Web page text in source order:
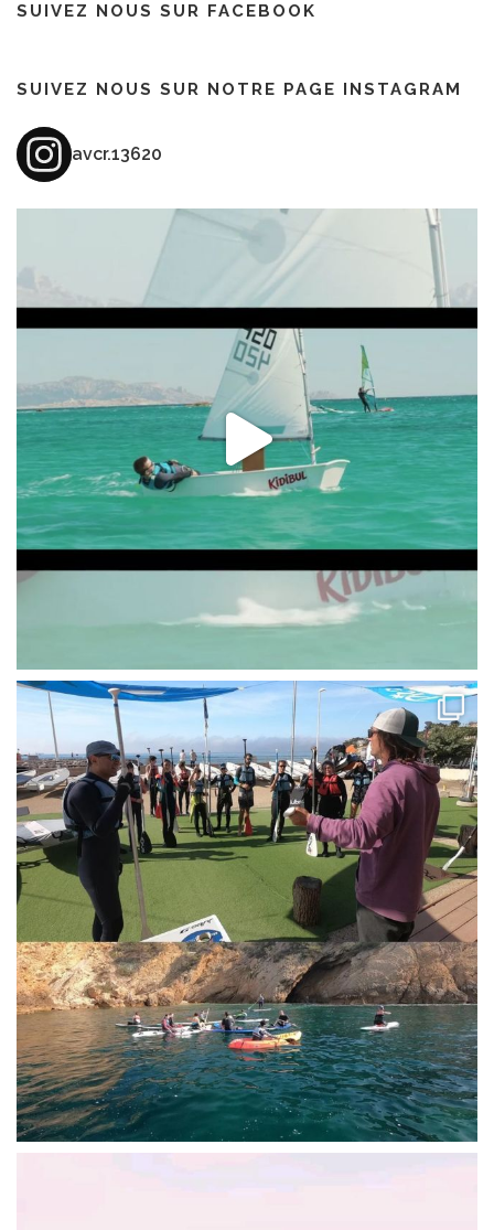
SUIVEZ NOUS SUR FACEBOOK
SUIVEZ NOUS SUR NOTRE PAGE INSTAGRAM
avcr.13620